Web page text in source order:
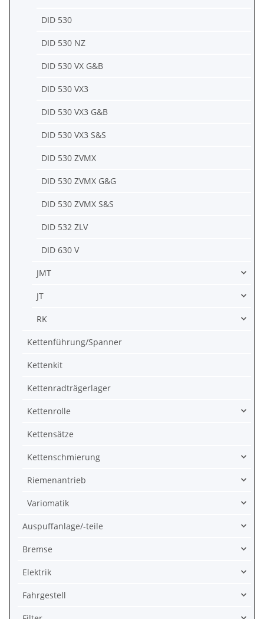
DID 530
DID 530 NZ
DID 530 VX G&B
DID 530 VX3
DID 530 VX3 G&B
DID 530 VX3 S&S
DID 530 ZVMX
DID 530 ZVMX G&G
DID 530 ZVMX S&S
DID 532 ZLV
DID 630 V
JMT
JT
RK
Kettenführung/Spanner
Kettenkit
Kettenradträgerlager
Kettenrolle
Kettensätze
Kettenschmierung
Riemenantrieb
Variomatik
Auspuffanlage/-teile
Bremse
Elektrik
Fahrgestell